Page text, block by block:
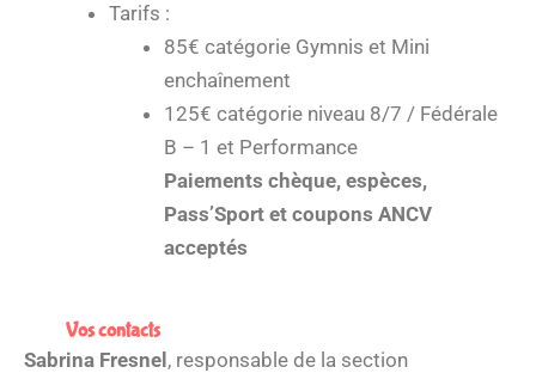
Tarifs :
85€ catégorie Gymnis et Mini
enchaînement
125€ catégorie niveau 8/7 / Fédérale
B – 1 et Performance
Paiements chèque, espèces,
Pass’Sport et coupons ANCV
acceptés
Vos contacts
Sabrina Fresnel, responsable de la section